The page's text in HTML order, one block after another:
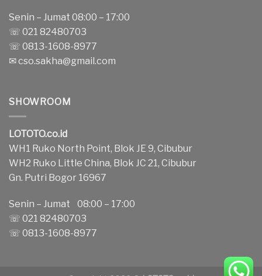
Senin – Jumat 08:00 – 17:00
☏ 021 82480703
☏ 0813-1608-8977
✉cso.sakha@gmail.com
SHOWROOM
LOTOTO.co.id
WH1 Ruko North Point, Blok JE 9, Cibubur
WH2 Ruko Little China, Blok JC 21, Cibubur
Gn. Putri Bogor 16967
Senin – Jumat 08:00 – 17:00
☏ 021 82480703
☏ 0813-1608-8977